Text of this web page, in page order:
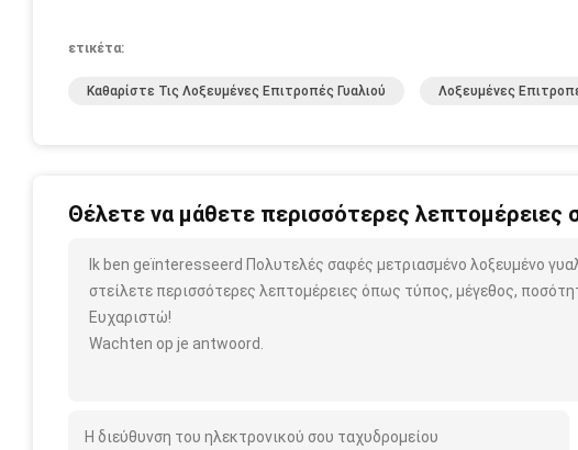
ετικέτα:
Καθαρίστε Τις Λοξευμένες Επιτροπές Γυαλιού Λοξευμένες
Θέλετε να μάθετε περισσότερες λεπτομέρειες
Ik ben geïnteresseerd Πολυτελές σαφές μετριασμένο λοξευμένο
στείλετε περισσότερες λεπτομέρειες όπως τύπος, μέγεθος,
Ευχαριστώ!
Wachten op je antwoord.